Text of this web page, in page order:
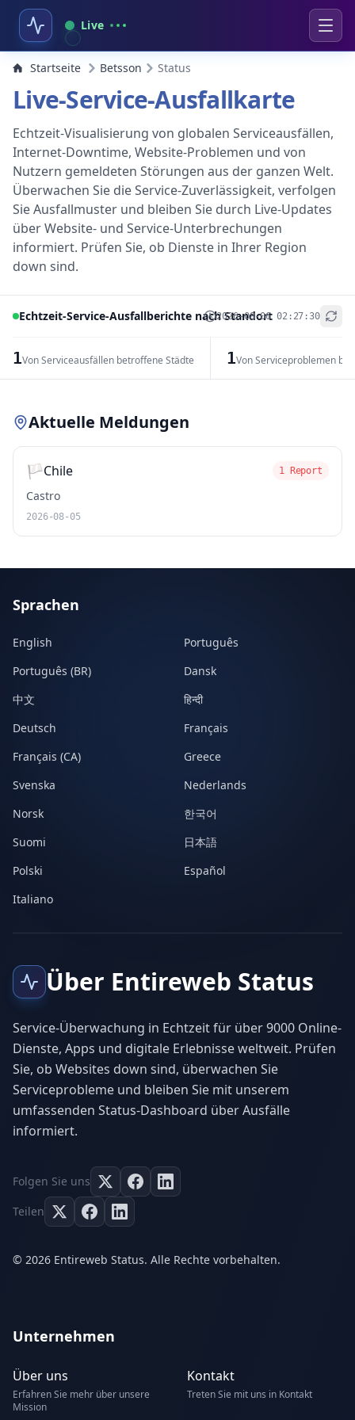
Live
Startseite Betsson Status
Live-Service-Ausfallkarte
Echtzeit-Visualisierung von globalen Serviceausfällen,
Internet-Downtime, Website-Problemen und von
Nutzern gemeldeten Störungen aus der ganzen Welt.
Überwachen Sie die Service-Zuverlässigkeit, verfolgen
Sie Ausfallmuster und bleiben Sie durch Live-Updates
über Website- und Service-Unterbrechungen
informiert. Prüfen Sie, ob Dienste in Ihrer Region
down sind.
Echtzeit-Service-Ausfallberichte nach Standort
2026-08-06 02:27:30
1Von Serviceausfällen betroffene Städte 1Von Serviceproblemen
+
Aktuelle Meldungen
🏳️Chile 1 Report
Castro
2026-08-05
Sprachen
English
Português
Português (BR)
Dansk
中文
हिन्दी
Deutsch
Français
Français (CA)
Greece
Svenska
Nederlands
Norsk
한국어
Suomi
日本語
Polski
Español
Italiano
Über Entireweb Status
Service-Überwachung in Echtzeit für über 9000 Online-
Dienste, Apps und digitale Erlebnisse weltweit. Prüfen
Sie, ob Websites down sind, überwachen Sie
Serviceprobleme und bleiben Sie mit unserem
umfassenden Status-Dashboard über Ausfälle
informiert.
Folgen Sie uns
Teilen
© 2026 Entireweb Status. Alle Rechte vorbehalten.
Unternehmen
Über uns
Erfahren Sie mehr über unsere
Mission
Kontakt
Treten Sie mit uns in Kontakt